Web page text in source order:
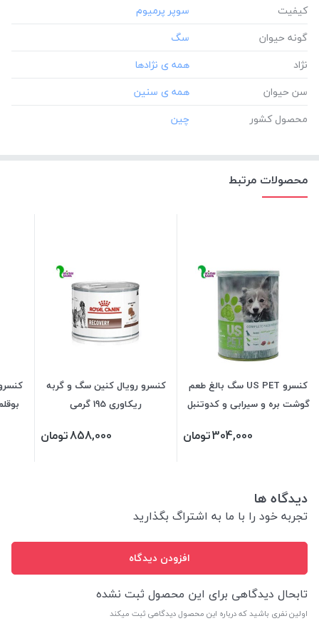
کیفیت
گونه حیوان
نژاد
سن حیوان
محصول کشور
محصولات مرتبط
کنسرو US PET سگ بالغ طعم
گوشت بره و سیرابی و کدوتنبل
304,000تومان
کنسرو رویال کنین سگ و گربه
ریکاوری 195 گرمی
858,000تومان
دیدگاه ها
تجربه خود را با ما به اشتراگ بگذارید
افزودن دیدگاه
تابحال دیدگاهی برای این محصول ثبت نشده
اولین نفری باشید که درباره این محصول دیدگاهی ثبت میکند